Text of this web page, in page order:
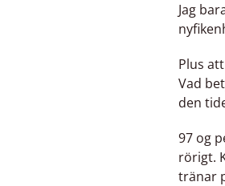
Jag
Plus
Vad
den
97 og
rörigt.
tränar